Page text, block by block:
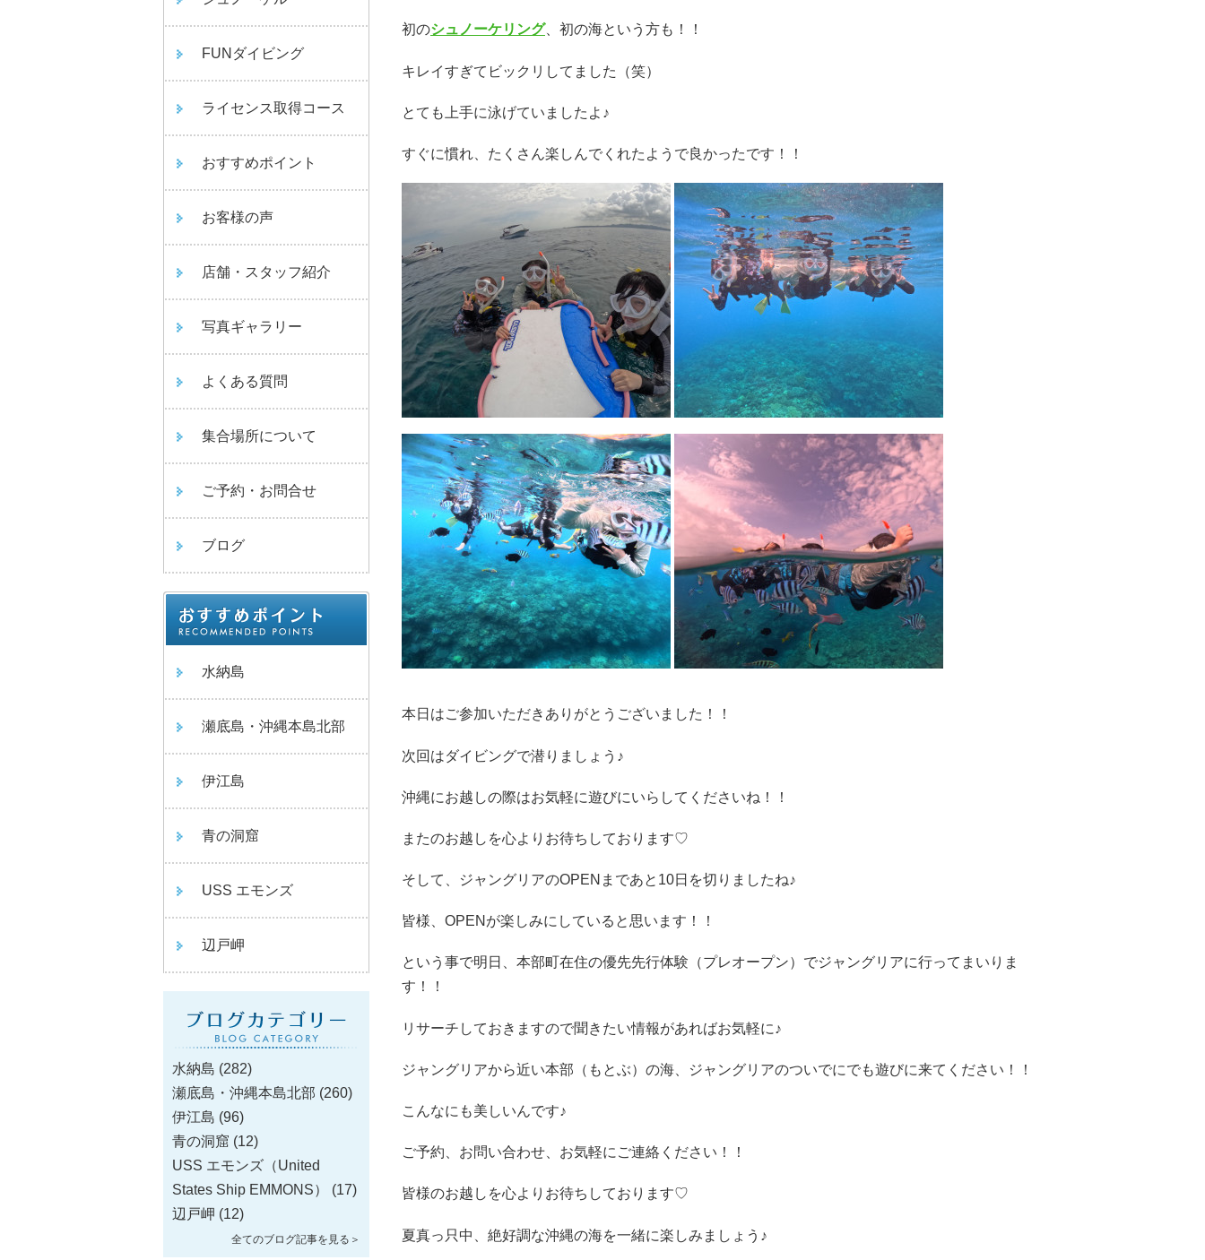
FUNダイビング
ライセンス取得コース
おすすめポイント
お客様の声
店舗・スタッフ紹介
写真ギャラリー
よくある質問
集合場所について
ご予約・お問合せ
ブログ
水納島
瀬底島・沖縄本島北部
伊江島
青の洞窟
USS エモンズ
辺戸岬
水納島 (282)
瀬底島・沖縄本島北部 (260)
伊江島 (96)
青の洞窟 (12)
USS エモンズ（United
States Ship EMMONS）
(17)
辺戸岬 (12)
全てのブログ記事を見る＞
初のシュノーケリング、初の海という方も！！
キレイすぎてビックリしてました（笑）
とても上手に泳げていましたよ♪
すぐに慣れ、たくさん楽しんでくれたようで良かったです！！
本日はご参加いただきありがとうございました！！
次回はダイビングで潜りましょう♪
沖縄にお越しの際はお気軽に遊びにいらしてくださいね！！
またのお越しを心よりお待ちしております♡
そして、ジャングリアのOPENまであと10日を切りましたね♪
皆様、OPENが楽しみにしていると思います！！
という事で明日、本部町在住の優先先行体験（プレオープン）でジャングリアに行ってまいりま
す！！
リサーチしておきますので聞きたい情報があればお気軽に♪
ジャングリアから近い本部（もとぶ）の海、ジャングリアのついでにでも遊びに来てください！！
こんなにも美しいんです♪
ご予約、お問い合わせ、お気軽にご連絡ください！！
皆様のお越しを心よりお待ちしております♡
夏真っ只中、絶好調な沖縄の海を一緒に楽しみましょう♪